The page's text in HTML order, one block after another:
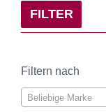
FILTER
Filtern nach
Beliebige Marke